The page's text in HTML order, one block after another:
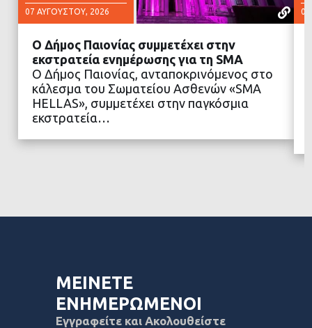
07 ΑΥΓΟΎΣΤΟΥ, 2026
ΔΙΑΒΑΣΤΕ ΠΕΡΙΣΣΟΤΕΡΑ
Ο Δήμος Παιονίας συμμετέχει στην
εκστρατεία ενημέρωσης για τη SMA
Ο Δήμος Παιονίας, ανταποκρινόμενος στο
κάλεσμα του Σωματείου Ασθενών «SMA
HELLAS», συμμετέχει στην παγκόσμια
εκστρατεία…
ΜΕΙΝΕΤΕ
ΕΝΗΜΕΡΩΜΕΝΟΙ
Εγγραφείτε και Ακολουθείστε